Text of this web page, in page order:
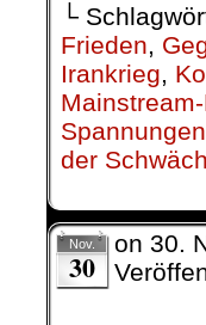
└
Frieden
Irankrieg
Spannungen
der
Nov.
30
on 30.